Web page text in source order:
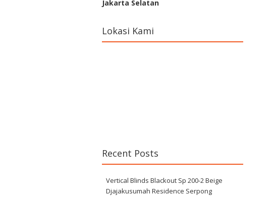
Jakarta Selatan
Lokasi Kami
Recent Posts
Vertical Blinds Blackout Sp 200-2 Beige
Djajakusumah Residence Serpong